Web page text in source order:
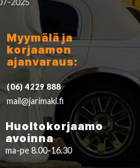
Myymälä ja
korjaamon
ajanvaraus:
(06) 4229 888
mail@jarimaki.fi
Huoltokorjaamo
avoinna
ma-pe 8.00-16.30